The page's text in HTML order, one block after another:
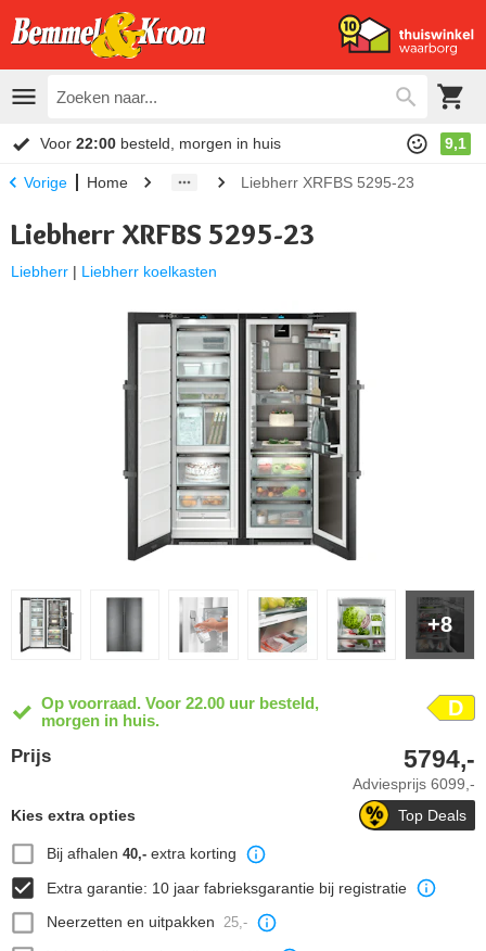
Voor 22:00 besteld, morgen in huis 9,1
Vorige Home Liebherr XRFBS 5295-23
Liebherr XRFBS 5295-23
Liebherr | Liebherr koelkasten
+8
Op voorraad. Voor 22.00 uur besteld,
morgen in huis.
D
Prijs
Adviesprijs 6099,-
5794,-
Top Deals
Kies extra opties
Bij afhalen 40,-extra korting
Extra garantie: 10 jaar fabrieksgarantie bij registratie
Neerzetten en uitpakken 25,-